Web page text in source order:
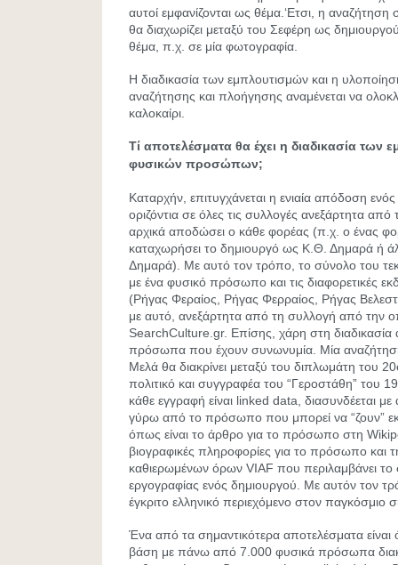
αυτοί εμφανίζονται ως θέμα.‘Ετσι, η
θα διαχωρίζει μεταξύ του Σεφέρη ως
θέμα, π.χ. σε μία φωτογραφία.
Η διαδικασία των εμπλουτισμών και η
αναζήτησης και πλοήγησης αναμένεται να
καλοκαίρι.
Τί αποτελέσματα θα έχει η διαδικασία των
φυσικών προσώπων;
Καταρχήν, επιτυγχάνεται η ενιαία απόδοση
οριζόντια σε όλες τις συλλογές ανεξάρτητα
αρχικά αποδώσει ο κάθε φορέας (π.χ. ο ένας
καταχωρήσει το δημιουργό ως Κ.Θ. Δημαρά ή
Δημαρά). Με αυτό τον τρόπο, το σύνολο του
με ένα φυσικό πρόσωπο και τις διαφορετικές
(Ρήγας Φεραίος, Ρήγας Φερραίος, Ρήγας
με αυτό, ανεξάρτητα από τη συλλογή από την
SearchCulture.gr. Επίσης, χάρη στη διαδικασία
πρόσωπα που έχουν συνωνυμία. Μία
Μελά θα διακρίνει μεταξύ του διπλωμάτη του
πολιτικό και συγγραφέα του “Γεροστάθη” του
κάθε εγγραφή είναι linked data, διασυνδέεται
γύρω από το πρόσωπο που μπορεί να “ζουν”
όπως είναι το άρθρο για το πρόσωπο στη
βιογραφικές πληροφορίες για το πρόσωπο και
καθιερωμένων όρων VIAF που περιλαμβάνει το
εργογραφίας ενός δημιουργού. Με αυτόν τον
έγκριτο ελληνικό περιεχόμενο στον παγκόσμιο
Ένα από τα σημαντικότερα αποτελέσματα είναι
βάση με πάνω από 7.000 φυσικά πρόσωπα